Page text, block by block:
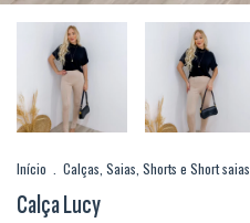
Início Calças, Saias, Shorts e Short saias
Calça Lucy